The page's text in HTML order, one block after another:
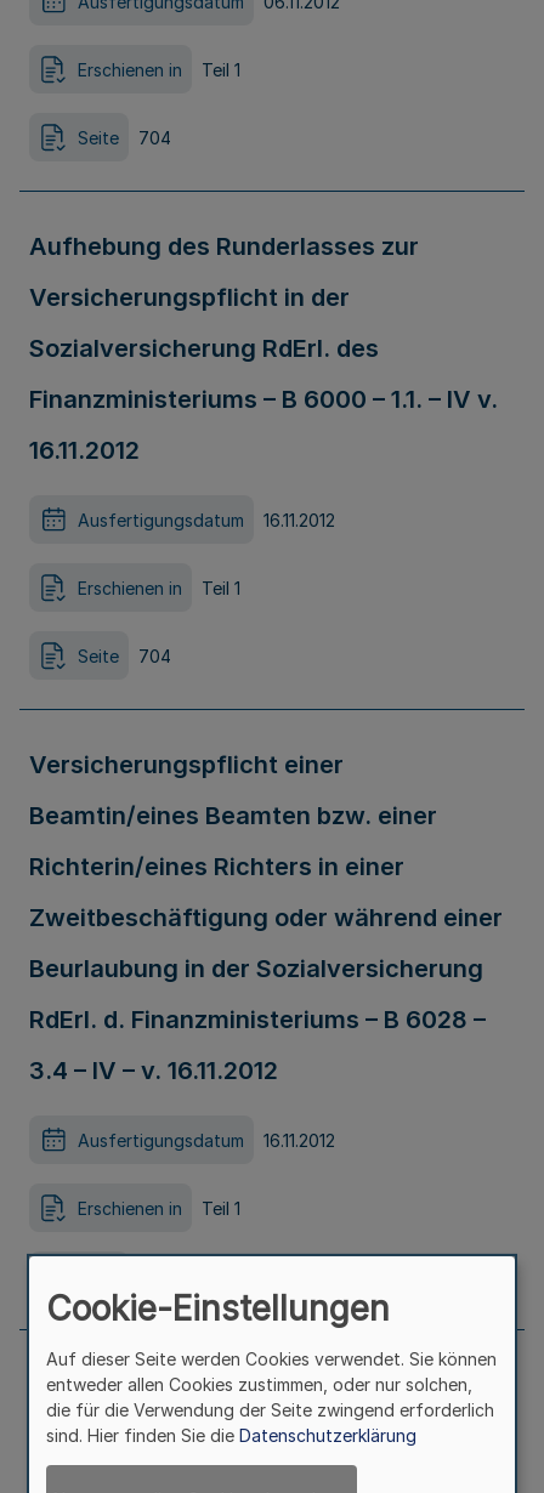
Erschienen in Teil 1
Seite 704
Aufhebung des Runderlasses zur
Versicherungspflicht in der
Sozialversicherung RdErl. des
Finanzministeriums – B 6000 – 1.1. – IV v.
16.11.2012
Ausfertigungsdatum 16.11.2012
Erschienen in Teil 1
Seite 704
Versicherungspflicht einer
Beamtin/eines Beamten bzw. einer
Richterin/eines Richters in einer
Zweitbeschäftigung oder während einer
Beurlaubung in der Sozialversicherung
RdErl. d. Finanzministeriums – B 6028 –
3.4 – IV – v. 16.11.2012
Ausfertigungsdatum 16.11.2012
Erschienen in Teil 1
Verbot von Vereinen Verbot des Vereins
Cookie-Einstellungen
Auf dieser Seite werden Cookies verwendet. Sie können
entweder allen Cookies zustimmen, oder nur solchen,
die für die Verwendung der Seite zwingend erforderlich
sind. Hier finden Sie die Datenschutzerklärung